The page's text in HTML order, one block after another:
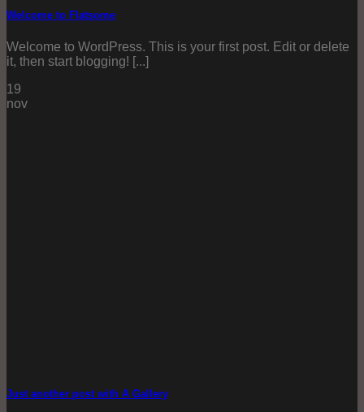
Welcome to Flatsome
Welcome to WordPress. This is your first post. Edit or delete
it, then start blogging! [...]
19
nov
Just another post with A Gallery